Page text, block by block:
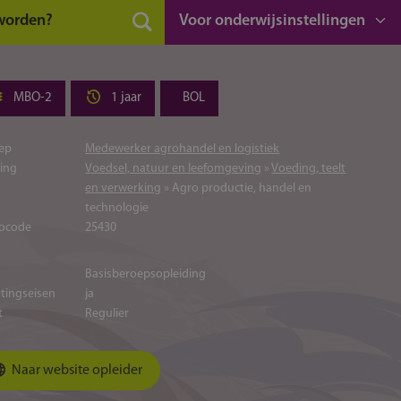
Voor onderwijsinstellingen
MBO-2 1 jaar BOL
Medewerker agrohandel en logistiek
Voedsel, natuur en leefomgeving » Voeding, teelt
en verwerking » Agro productie, handel en
technologie
25430
Basisberoepsopleiding
ja
Regulier
Naar website opleider